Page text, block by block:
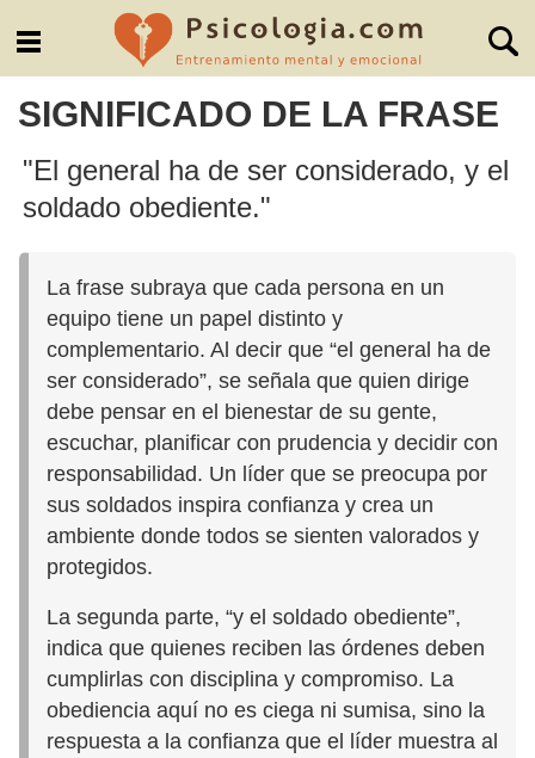
SIGNIFICADO DE LA FRASE
"El general ha de ser considerado, y el
soldado obediente."
La frase subraya que cada persona en un
equipo tiene un papel distinto y
complementario. Al decir que “el general ha de
ser considerado”, se señala que quien dirige
debe pensar en el bienestar de su gente,
escuchar, planificar con prudencia y decidir con
responsabilidad. Un líder que se preocupa por
sus soldados inspira confianza y crea un
ambiente donde todos se sienten valorados y
protegidos.
La segunda parte, “y el soldado obediente”,
indica que quienes reciben las órdenes deben
cumplirlas con disciplina y compromiso. La
obediencia aquí no es ciega ni sumisa, sino la
respuesta a la confianza que el líder muestra al